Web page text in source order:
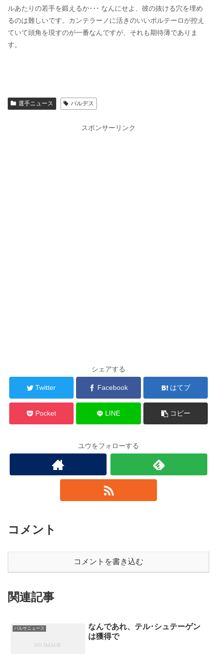
ルあたりの若手を鍛えるか･･･ なんにせよ、彼の抜ける穴を埋め
るのは難しいです。カンテラーノに活きのいいポルテーロが控え
ていて頭角を現すのが一番なんですが、それも期待薄でありま
す。
選手ニュース バルデス
スポンサーリンク
シェアする
Twitter Facebook はてブ
Pocket LINE コピー
ユウをフォローする
コメント
コメントを書き込む
関連記事
バルサニュース
なんであれ、テル･シュテーゲン
は獲得で